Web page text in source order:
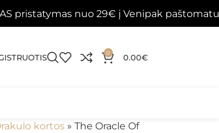
nuo 29€ į Venipak paštomatus 📦
0 0.00€
kortos» The Oracle Of